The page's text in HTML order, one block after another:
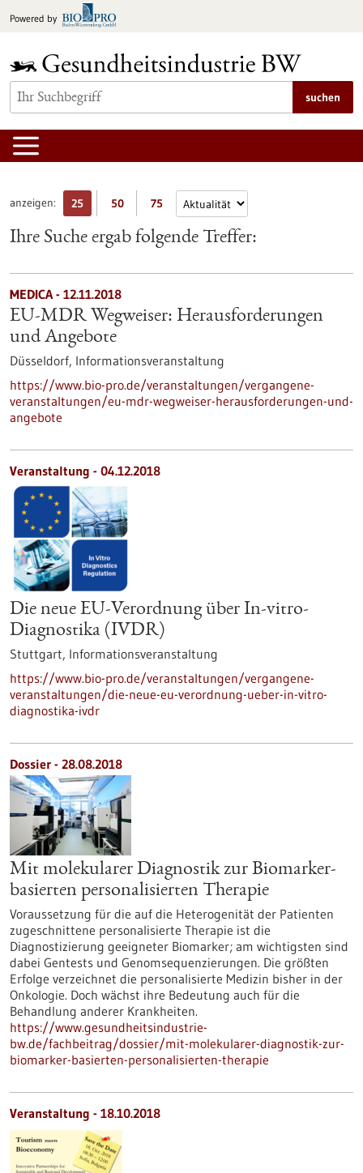
Inhalt
Powered by
suchen
anzeigen: 25 50 75
Ihre Suche ergab folgende Treffer:
MEDICA - 12.11.2018
EU-MDR Wegweiser: Herausforderungen
und Angebote
Düsseldorf, Informationsveranstaltung
https://www.bio-pro.de/veranstaltungen/vergangene-
veranstaltungen/eu-mdr-wegweiser-herausforderungen-und-
angebote
Veranstaltung - 04.12.2018
Die neue EU-Verordnung über In-vitro-
Diagnostika (IVDR)
Stuttgart, Informationsveranstaltung
https://www.bio-pro.de/veranstaltungen/vergangene-
veranstaltungen/die-neue-eu-verordnung-ueber-in-vitro-
diagnostika-ivdr
Dossier - 28.08.2018
Mit molekularer Diagnostik zur Biomarker-
basierten personalisierten Therapie
Voraussetzung für die auf die Heterogenität der Patienten
zugeschnittene personalisierte Therapie ist die
Diagnostizierung geeigneter Biomarker; am wichtigsten sind
dabei Gentests und Genomsequenzierungen. Die größten
Erfolge verzeichnet die personalisierte Medizin bisher in der
Onkologie. Doch wächst ihre Bedeutung auch für die
Behandlung anderer Krankheiten.
https://www.gesundheitsindustrie-
bw.de/fachbeitrag/dossier/mit-molekularer-diagnostik-zur-
biomarker-basierten-personalisierten-therapie
Veranstaltung - 18.10.2018